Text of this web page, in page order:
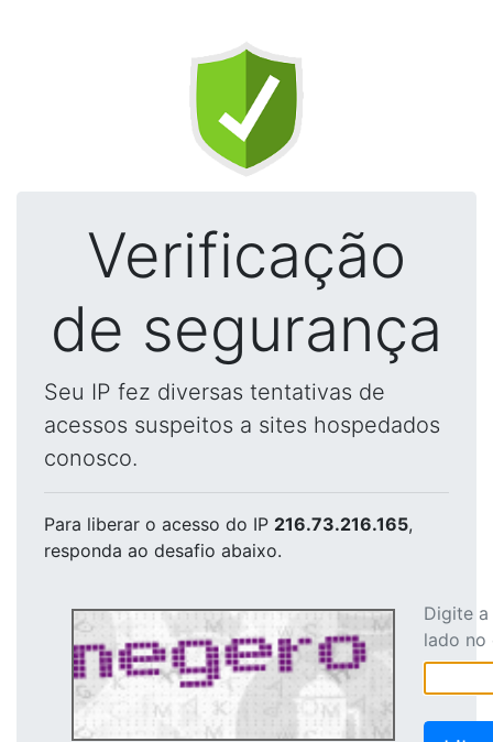
Verificação
de segurança
Seu IP fez diversas tentativas de
acessos suspeitos a sites hospedados
conosco.
Para liberar o acesso do IP 216.73.216.165,
responda ao desafio abaixo.
Digite
lado no